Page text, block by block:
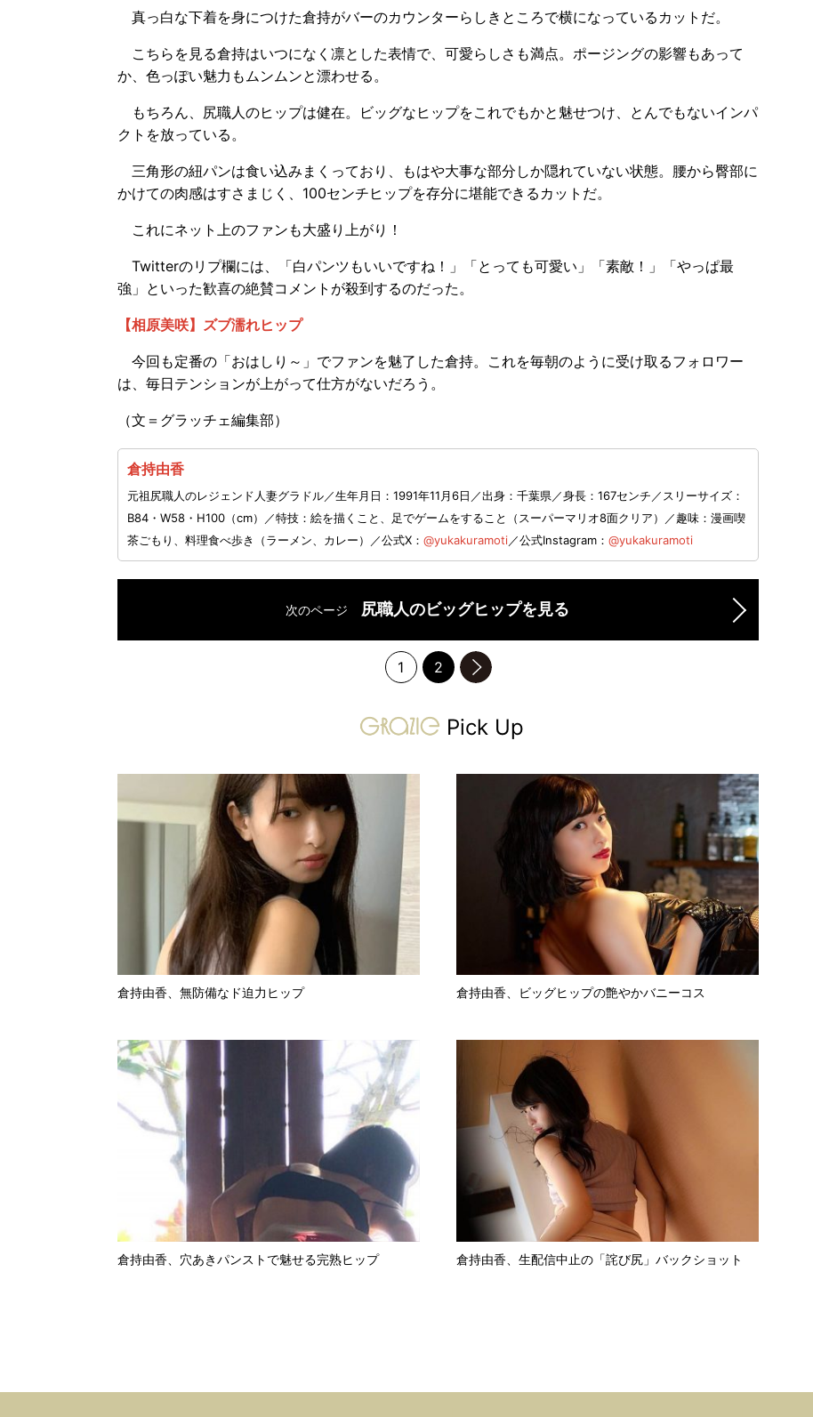
真っ白な下着を身につけた倉持がバーのカウンターらしきところで横になっているカットだ。
こちらを見る倉持はいつになく凛とした表情で、可愛らしさも満点。ポージングの影響もあって
か、色っぽい魅力もムンムンと漂わせる。
もちろん、尻職人のヒップは健在。ビッグなヒップをこれでもかと魅せつけ、とんでもないインパ
クトを放っている。
三角形の紐パンは食い込みまくっており、もはや大事な部分しか隠れていない状態。腰から臀部に
かけての肉感はすさまじく、100センチヒップを存分に堪能できるカットだ。
これにネット上のファンも大盛り上がり！
Twitterのリプ欄には、「白パンツもいいですね！」「とっても可愛い」「素敵！」「やっぱ最
強」といった歓喜の絶賛コメントが殺到するのだった。
【相原美咲】ズブ濡れヒップ
今回も定番の「おはしり～」でファンを魅了した倉持。これを毎朝のように受け取るフォロワー
は、毎日テンションが上がって仕方がないだろう。
（文＝グラッチェ編集部）
倉持由香
元祖尻職人のレジェンド人妻グラドル／生年月日：1991年11月6日／出身：千葉県／身長：167センチ／スリーサイズ：
B84・W58・H100（cm）／特技：絵を描くこと、足でゲームをすること（スーパーマリオ8面クリア）／趣味：漫画喫
茶ごもり、料理食べ歩き（ラーメン、カレー）／公式X： @yukakuramoti／公式Instagram： @yukakuramoti
次のページ 尻職人のビッグヒップを見る
1 2
次のページへ
gravure-grazie
Pick Up
倉持由香、無防備なド迫力ヒップ 倉持由香、ビッグヒップの艶やかバニーコス
倉持由香、穴あきパンストで魅せる完熟ヒップ 倉持由香、生配信中止の「詫び尻」バックショット